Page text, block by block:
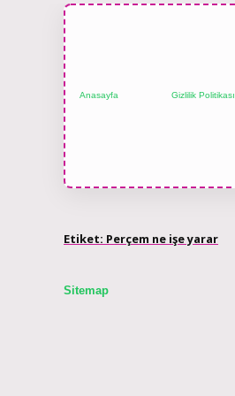
Anasayfa Gizlilik Politikası
Etiket: Perçem ne işe yarar
Sitemap